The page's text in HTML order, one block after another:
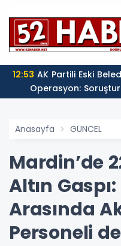
12:53
Operasyon:
Anasayfa GÜNCEL
Mardin’de
Altın
Arasında
Personeli